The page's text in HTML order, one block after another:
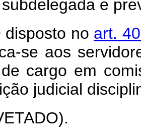
e
disposto no art.
se aos
cargo em
judicial